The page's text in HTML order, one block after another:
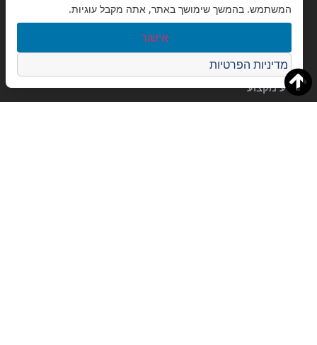
תרגום קורות חיים
דרושים
מידע מקצועי
המשתמש. בהמשך שימושך באתר, אתה מקבל עוגיות.
אישור
מדיניות הפרטיות